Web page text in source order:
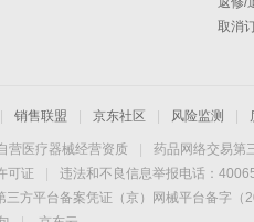
取消
销售联盟 京东社区 风险监测
营医疗器械经营资质 药品网络交易第
可证
违法和不良信息举报电话：
三方平台备案凭证（京）网械平台备字（